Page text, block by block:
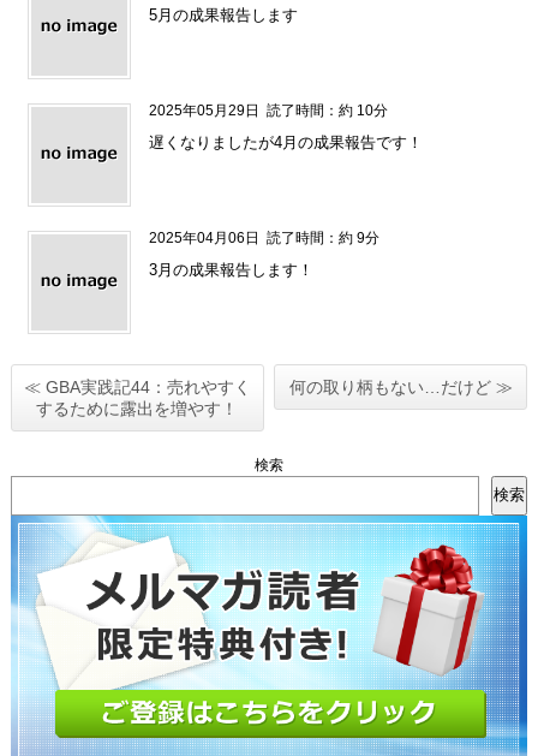
5月の成果報告します
2025年05月29日 読了時間：約 10分
遅くなりましたが4月の成果報告です！
2025年04月06日 読了時間：約 9分
3月の成果報告します！
≪ GBA実践記44：売れやすく
するために露出を増やす！
何の取り柄もない…だけど ≫
検索
検索